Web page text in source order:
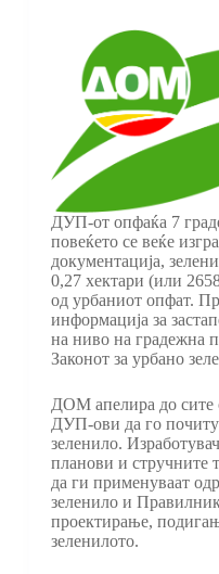
ДУП-от опфаќа 7
повеќето се веќе
документација,
0,27 хектари (или
од урбаниот опфат.
информација за
на ниво на градежна
Законот за урбано
ДОМ апелира до
ДУП-ови да го
зеленило.
планови и стручните
да ги применуваат
зеленило и
проектирање,
зеленилото.